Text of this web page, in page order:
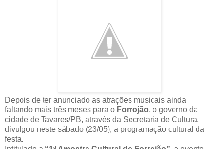
Depois de ter anunciado as atrações musicais ainda
faltando mais três meses para o Forrojão, o governo da
cidade de Tavares/PB, através da Secretaria de Cultura,
divulgou neste sábado (23/05), a programação cultural da
festa.